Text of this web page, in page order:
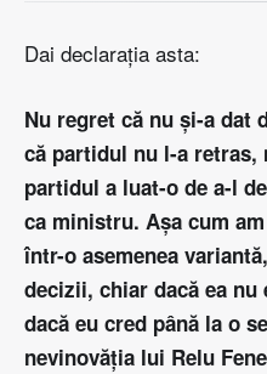
Dai declaraţia asta:
Nu regret că nu şi-a dat
că partidul nu l-a retras,
partidul a luat-o de a-l
ca ministru. Aşa cum
într-o asemenea
decizii, chiar dacă ea
dacă eu cred până la o
nevinovăţia lui Relu